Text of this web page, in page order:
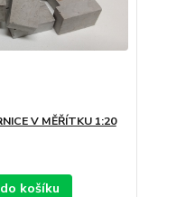
V MĚŘÍTKU 1:20
košíku